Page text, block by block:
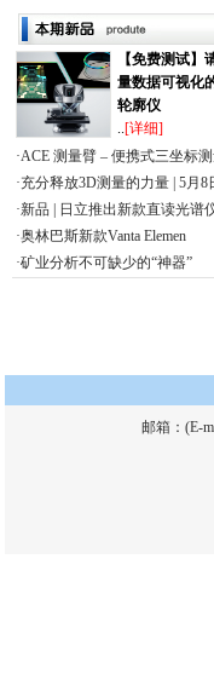
【免费测试】
量数据可视化
轮廓仪
..[详细]
·ACE 测量臂 – 便携式三坐标
·充分释放3D测量的力量 | 5月8
·新品 | 日立推出新款直读光谱
·奥林巴斯新款Vanta Elemen
·矿业分析不可缺少的“神器”
邮箱：(E-